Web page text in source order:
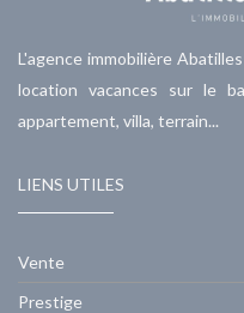
L'agence immobilière
location vacances sur le
appartement, villa, terrain...
LIENS UTILES
Vente
Prestige